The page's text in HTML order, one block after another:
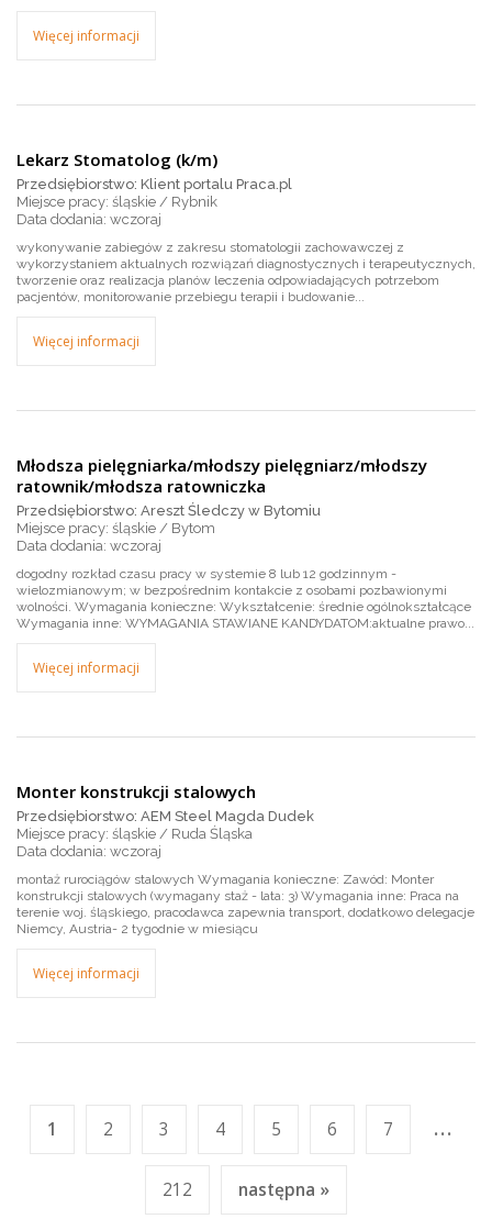
Więcej informacji
Lekarz Stomatolog (k/m)
Przedsiębiorstwo: Klient portalu Praca.pl
Miejsce pracy: śląskie / Rybnik
wczoraj
wykonywanie zabiegów z zakresu stomatologii zachowawczej z
wykorzystaniem aktualnych rozwiązań diagnostycznych i terapeutycznych,
tworzenie oraz realizacja planów leczenia odpowiadających potrzebom
pacjentów, monitorowanie przebiegu terapii i budowanie...
Więcej informacji
Młodsza pielęgniarka/młodszy pielęgniarz/młodszy
ratownik/młodsza ratowniczka
Przedsiębiorstwo: Areszt Śledczy w Bytomiu
Miejsce pracy: śląskie / Bytom
wczoraj
dogodny rozkład czasu pracy w systemie 8 lub 12 godzinnym -
wielozmianowym; w bezpośrednim kontakcie z osobami pozbawionymi
wolności. Wymagania konieczne: Wykształcenie: średnie ogólnokształcące
Wymagania inne: WYMAGANIA STAWIANE KANDYDATOM:aktualne prawo...
Więcej informacji
Monter konstrukcji stalowych
Przedsiębiorstwo: AEM Steel Magda Dudek
Miejsce pracy: śląskie / Ruda Śląska
wczoraj
montaż rurociągów stalowych Wymagania konieczne: Zawód: Monter
konstrukcji stalowych (wymagany staż - lata: 3) Wymagania inne: Praca na
terenie woj. śląskiego, pracodawca zapewnia transport, dodatkowo delegacje
Niemcy, Austria- 2 tygodnie w miesiącu
Więcej informacji
1 2 3 4 5 6 7 ...
212 następna »